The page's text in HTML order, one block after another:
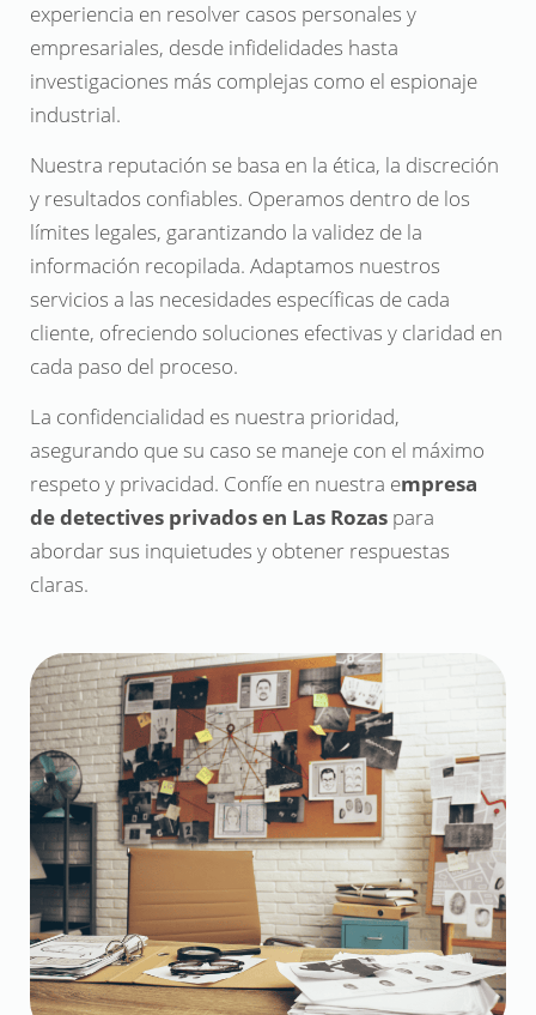
experiencia en resolver casos personales y
empresariales, desde infidelidades hasta
investigaciones más complejas como el espionaje
industrial.
Nuestra reputación se basa en la ética, la discreción
y resultados confiables. Operamos dentro de los
límites legales, garantizando la validez de la
información recopilada. Adaptamos nuestros
servicios a las necesidades específicas de cada
cliente, ofreciendo soluciones efectivas y claridad en
cada paso del proceso.
La confidencialidad es nuestra prioridad,
asegurando que su caso se maneje con el máximo
respeto y privacidad. Confíe en nuestra empresa
de detectives privados en Las Rozas para
abordar sus inquietudes y obtener respuestas
claras.